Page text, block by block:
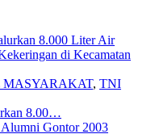
MASYARAKAT, TNI
8.00…